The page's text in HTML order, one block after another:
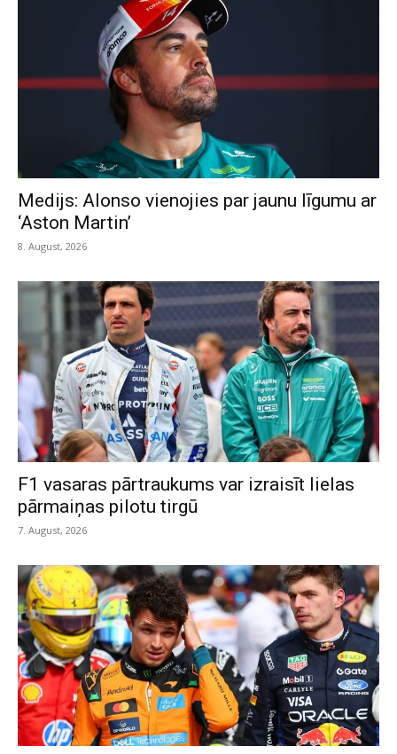
Medijs: Alonso vienojies par jaunu līgumu ar
‘Aston Martin’
8. August, 2026
F1 vasaras pārtraukums var izraisīt lielas
pārmaiņas pilotu tirgū
7. August, 2026